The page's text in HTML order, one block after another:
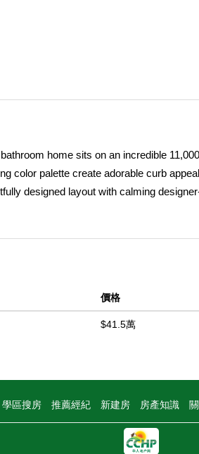
home sits on an incredible
color palette create adorable curb
designed layout with calming
ultimate entertaining space, the
價格
$41.5萬
學區搜房 推薦經紀 新建房 房產知識